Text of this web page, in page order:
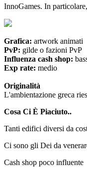
InnoGames. In
Grafica: artwork animati
PvP: gilde o fazioni PvP
Influenza cash shop:
Exp rate: medio
Originalità
L'ambientazione greca
Cosa Ci È Piaciuto..
Tanti edifici diversi da
Ci sono gli Dei da
Cash shop poco influente